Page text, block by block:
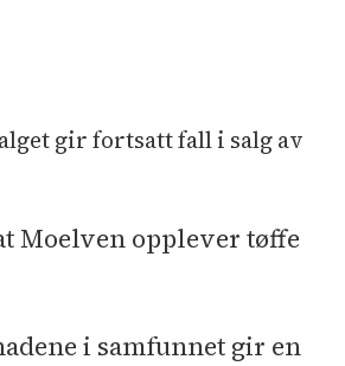
gir fortsatt fall i salg av
Moelven opplever tøffe
i samfunnet gir en